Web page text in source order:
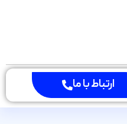
ارتباط با ما